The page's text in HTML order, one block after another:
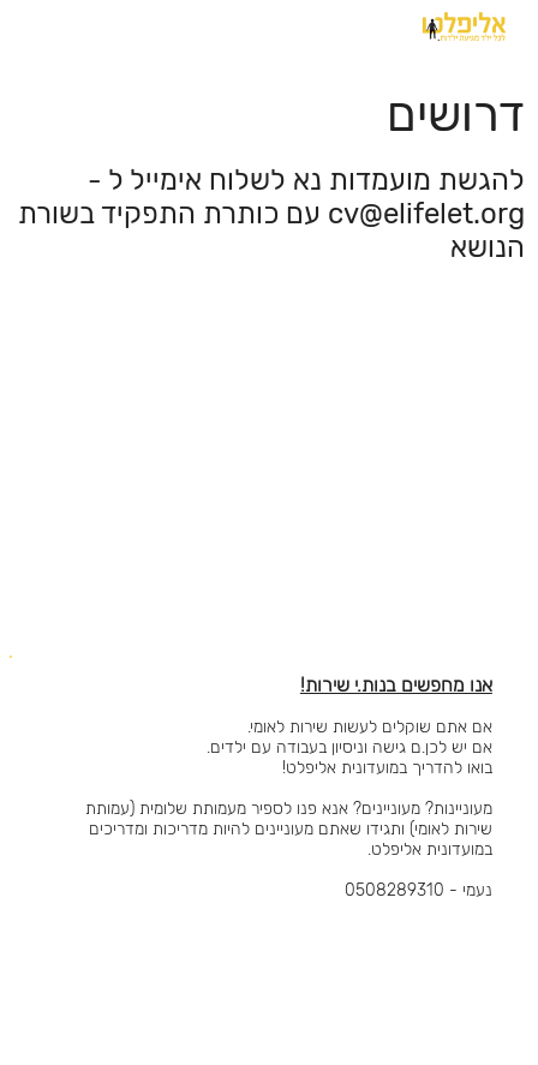
דרושים
להגשת מועמדות נא לשלוח אימייל ל -
cv@elifelet.org עם כותרת התפקיד בשורת
הנושא
אנו מחפשים בנות.י שירות!
אם אתם שוקלים לעשות שירות לאומי.
אם יש לכן.ם גישה וניסיון בעבודה עם ילדים.
בואו להדריך במועדונית אליפלט!
מעוניינות? מעוניינים? אנא פנו לספיר מעמותת שלומית (עמותת
שירות לאומי) ותגידו שאתם מעוניינים להיות מדריכות ומדריכים
במועדונית אליפלט.
נעמי - 0508289310